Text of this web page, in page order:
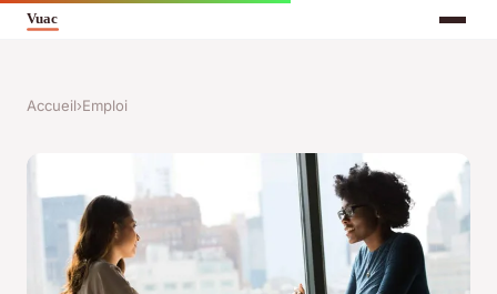
Accueil›Emploi